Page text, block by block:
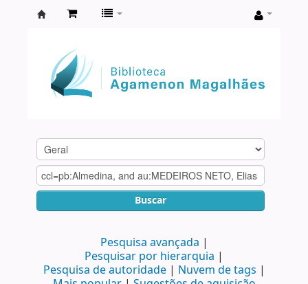
Agamenon
Magalhães
Buscar
Pesquisa avançada
Pesquisar por hierarquia
Pesquisa de autoridade
Nuvem de tags